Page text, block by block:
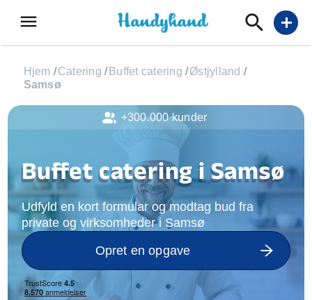
menu add
Hjem /Catering / Buffet catering /Østjylland /
Samsø
Buffet catering i Samsø
Udfyld en kort formular og modtag bud fra
private og virksomheder i Samsø
Opret en opgave
+300.000 kunder